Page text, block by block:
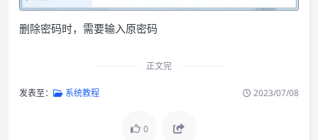
删除密码时，需要输入原密码
正文完
发表至： 系统教程 2023/07/08
0